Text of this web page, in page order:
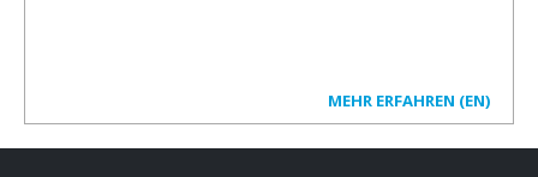
MEHR ERFAHREN (EN)